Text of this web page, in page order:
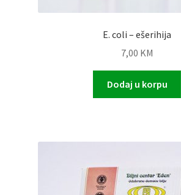
E. coli – ešerihija
7,00 KM
Dodaj u korpu